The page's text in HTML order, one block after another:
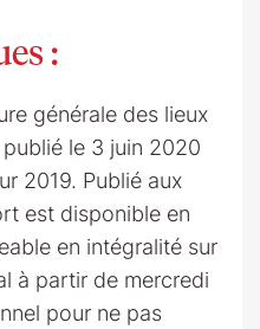
:
générale des lieux
le 3 juin 2020
2019. Publié aux
est disponible en
en intégralité sur
à partir de mercredi
pour ne pas